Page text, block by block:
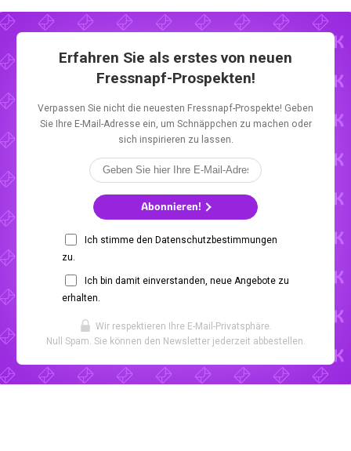
Erfahren Sie als erstes von neuen
Fressnapf-Prospekten!
Verpassen Sie nicht die neuesten Fressnapf-Prospekte! Geben
Sie Ihre E-Mail-Adresse ein, um Schnäppchen zu machen oder
sich inspirieren zu lassen.
Abonnieren!
Ich stimme den Datenschutzbestimmungen
zu.
Ich bin damit einverstanden, neue Angebote zu
erhalten.
Wir respektieren Ihre E-Mail-Privatsphäre.
Null Spam. Sie können den Newsletter jederzeit abbestellen.